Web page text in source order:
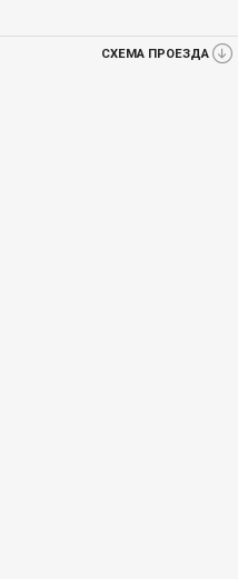
СХЕМА ПРОЕЗДА